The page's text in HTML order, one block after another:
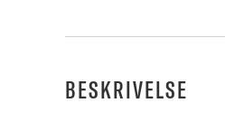
BESKRIVELSE